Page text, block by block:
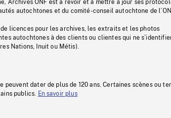
Archives ONF est à revoir et à mettre à jour ses
autochtones et du comité-conseil autochtone de
licences pour les archives, les extraits et les photos
autochtones à des clients ou clientes qui ne
Nations, Inuit ou Métis).
peuvent dater de plus de 120 ans. Certaines scènes ou
publics.
En savoir plus